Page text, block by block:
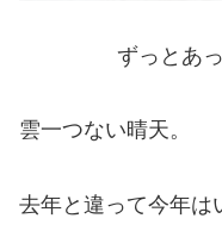
ずっとあ
雲一つない晴天。
去年と違って今年は